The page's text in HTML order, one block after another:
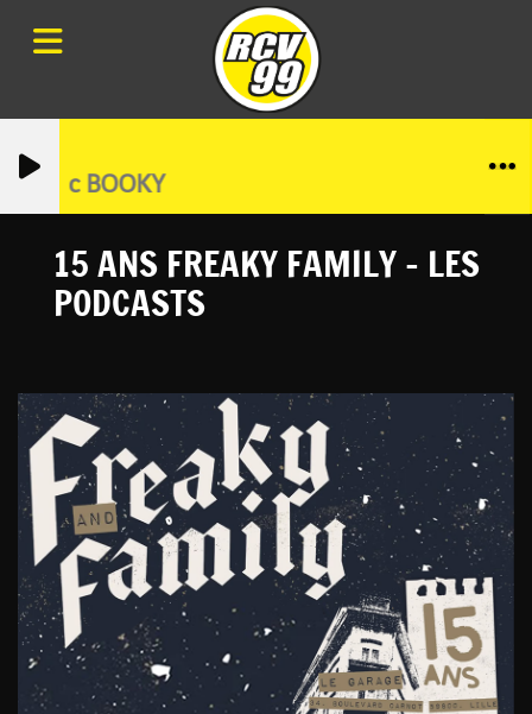
avec BOOKY
15 ANS FREAKY FAMILY - LES
PODCASTS